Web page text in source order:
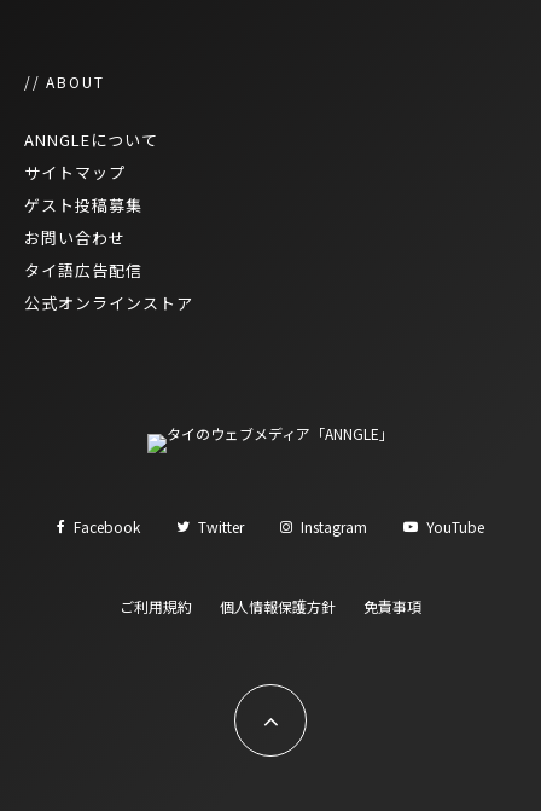
// ABOUT
ANNGLEについて
サイトマップ
ゲスト投稿募集
お問い合わせ
タイ語広告配信
公式オンラインストア
Facebook Twitter Instagram YouTube
ご利用規約 個人情報保護方針 免責事項